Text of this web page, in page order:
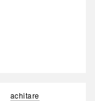
achitare